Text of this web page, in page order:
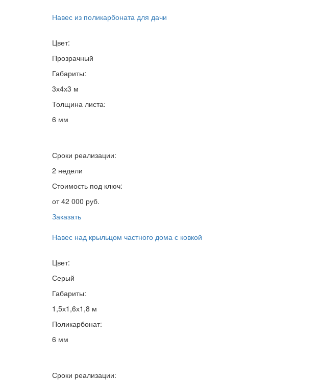
Навес из поликарбоната для дачи
Цвет:
Прозрачный
Габариты:
3х4х3 м
Толщина листа:
6 мм
Сроки реализации:
2 недели
Стоимость под ключ:
от 42 000 руб.
Заказать
Навес над крыльцом частного дома с ковкой
Цвет:
Серый
Габариты:
1,5х1,6х1,8 м
Поликарбонат:
6 мм
Сроки реализации: